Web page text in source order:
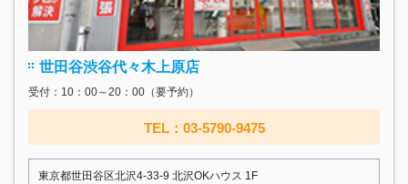
世田谷渋谷代々木上原店
受付：10：00～20：00（要予約）
TEL：03-5790-9475
東京都世田谷区北沢4-33-9 北沢OKハウス 1F